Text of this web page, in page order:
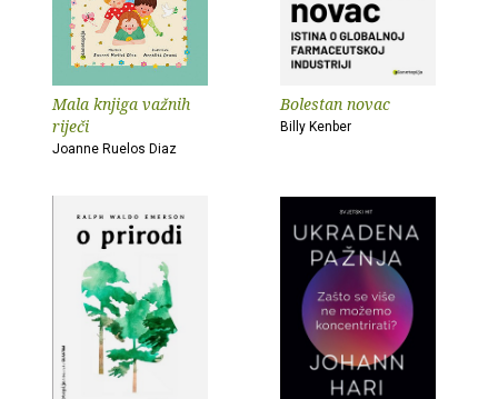
Mala knjiga važnih
riječi
Joanne Ruelos Diaz
Bolestan novac
Billy Kenber